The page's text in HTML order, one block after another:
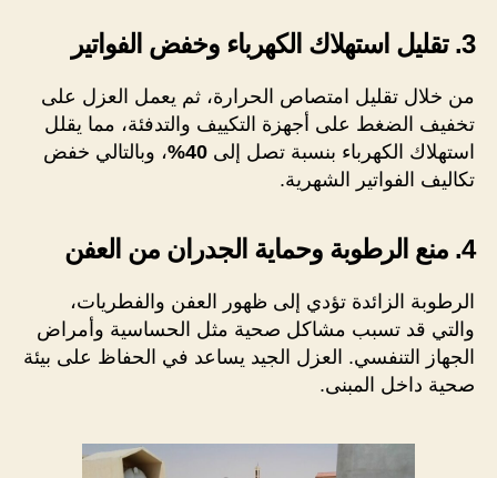
3. تقليل استهلاك الكهرباء وخفض الفواتير
من خلال تقليل امتصاص الحرارة، ثم يعمل العزل على
تخفيف الضغط على أجهزة التكييف والتدفئة، مما يقلل
استهلاك الكهرباء بنسبة تصل إلى 40%
، وبالتالي خفض
تكاليف الفواتير الشهرية.
4. منع الرطوبة وحماية الجدران من العفن
الرطوبة الزائدة تؤدي إلى ظهور العفن والفطريات،
والتي قد تسبب مشاكل صحية مثل الحساسية وأمراض
الجهاز التنفسي. العزل الجيد يساعد في الحفاظ على بيئة
صحية داخل المبنى.